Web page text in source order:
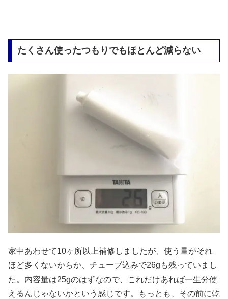
たくさん使ったつもりでもほとんど減らない
家中あわせて10ヶ所以上補修しましたが、使う量がそれ
ほど多くないからか、チューブ込みで26gも残っていまし
た。内容量は25gのはずなので、これだけあれば一生分使
えるんじゃないかという感じです。もっとも、その前に乾